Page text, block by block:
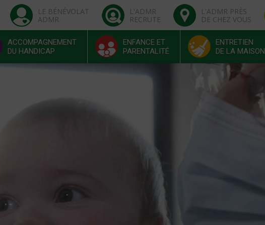
LE BÉNÉVOLAT
ADMR
L'ADMR
RECRUTE
L'ADMR PRÈS
DE CHEZ VOUS
ACCOMPAGNEMENT
DU HANDICAP
ENFANCE ET
PARENTALITÉ
ENTRETIEN
DE LA MAISON